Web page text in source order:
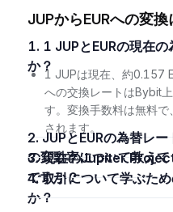
JUPからEURへの変
1. 1 JUPとEURの現在の為替レートはいくらです
か？
1 JUPは現在、約0.157
への交換レートはBybit
す。変換手数料は無料
されます。
2. JUPとEURの為替レートにおける、過去24時間
の変動率について教え
3. 現在のJupiter Projectの流通量はどれくらい
ですか？
4. 取引について学ぶための資料はどこにあります
か？